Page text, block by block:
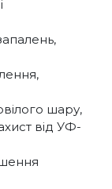
шару,
від УФ-